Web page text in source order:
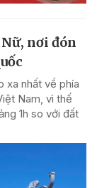
nơi đón
xa nhất về phía
Nam, vì thế
1h so với đất